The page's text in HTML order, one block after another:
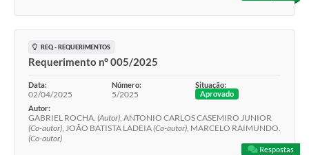
REQ - REQUERIMENTOS
Requerimento n° 005/2025
Data:
02/04/2025
Número:
5/2025
Situação:
Aprovado
Autor:
GABRIEL ROCHA. (Autor), ANTONIO CARLOS CASEMIRO JUNIOR
(Co-autor), JOÃO BATISTA LADEIA(Co-autor), MARCELO RAIMUNDO.
(Co-autor)
Respostas